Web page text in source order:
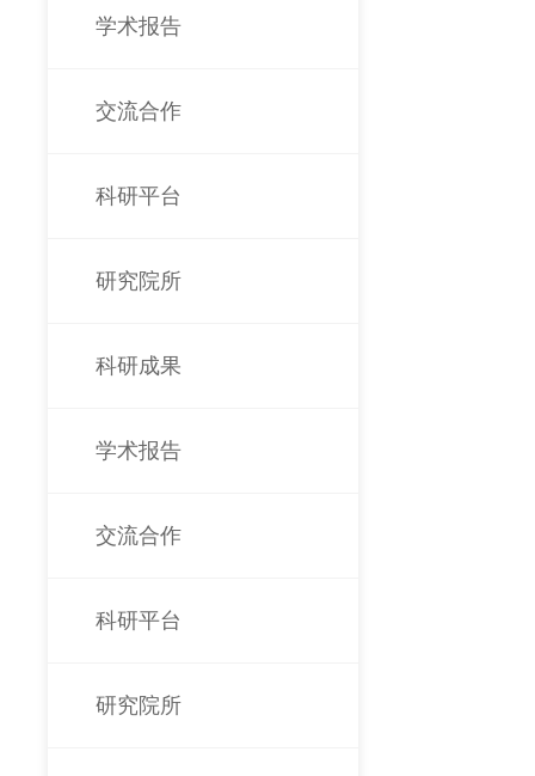
学术报告
交流合作
科研平台
研究院所
科研成果
学术报告
交流合作
科研平台
研究院所